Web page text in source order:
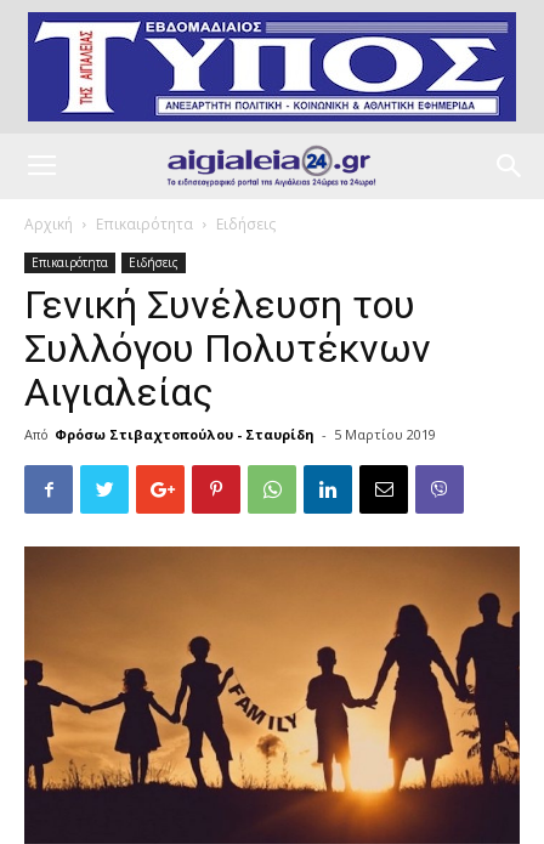
Αρχική Επικαιρότητα Ειδήσεις
Επικαιρότητα Ειδήσεις
Γενική Συνέλευση του
Συλλόγου Πολυτέκνων
Αιγιαλείας
Από Φρόσω Στιβαχτοπούλου - Σταυρίδη - 5 Μαρτίου 2019